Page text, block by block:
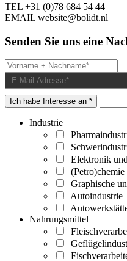
TEL +31 (0)78 684 54 44
EMAIL website@bolidt.nl
Senden Sie uns eine
Ich habe Interesse an *
Industrie
Elektronik
(Petro)chemie
Graphische
Autoindustrie
Nahrungsmittel